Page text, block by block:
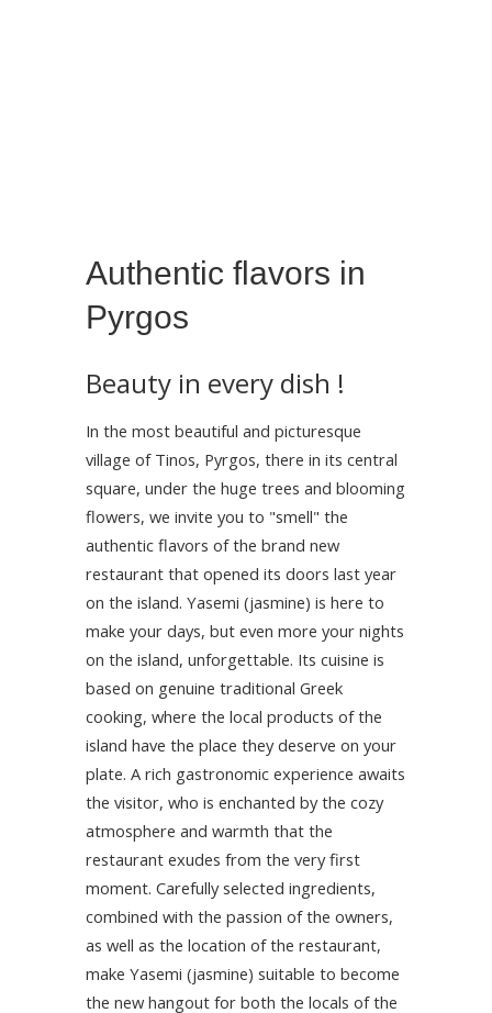
Authentic flavors in
Pyrgos
Beauty in every dish !
In the most beautiful and picturesque
village of Tinos, Pyrgos, there in its central
square, under the huge trees and blooming
flowers, we invite you to "smell" the
authentic flavors of the brand new
restaurant that opened its doors last year
on the island. Yasemi (jasmine) is here to
make your days, but even more your nights
on the island, unforgettable. Its cuisine is
based on genuine traditional Greek
cooking, where the local products of the
island have the place they deserve on your
plate. A rich gastronomic experience awaits
the visitor, who is enchanted by the cozy
atmosphere and warmth that the
restaurant exudes from the very first
moment. Carefully selected ingredients,
combined with the passion of the owners,
as well as the location of the restaurant,
make Yasemi (jasmine) suitable to become
the new hangout for both the locals of the